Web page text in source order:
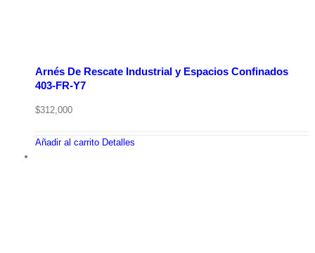
Arnés De Rescate Industrial y Espacios Confinados
403-FR-Y7
$312,000
Añadir al carrito Detalles